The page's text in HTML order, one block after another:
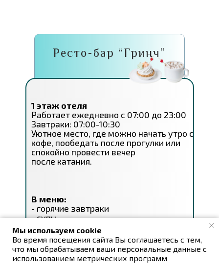
Ресто-бар “Гринч”
1 этаж отеля
Работает ежедневно с 07:00 до 23:00
Завтраки: 07:00-10:30
Уютное место, где можно начать утро с
кофе, пообедать после прогулки или
спокойно провести вечер
после катания.
В меню:
• горячие завтраки
• супы
• кофе и десерты
• барная карта
• холодные закуски
• горячие закуски
• салаты
Мы используем cookie
Во время посещения сайта Вы соглашаетесь с тем,
что мы обрабатываем ваши персональные данные с
использованием метрических программ